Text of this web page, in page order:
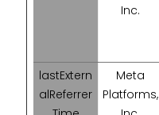
Inc.
lastExtern
alReferrer
Meta
Platforms,